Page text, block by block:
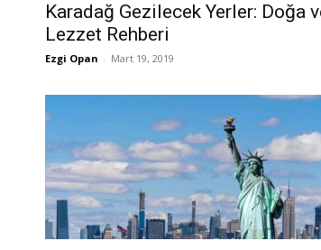
Karadağ Gezilecek Yerler: Doğa
Lezzet Rehberi
Ezgi Opan - Mart 19, 2019